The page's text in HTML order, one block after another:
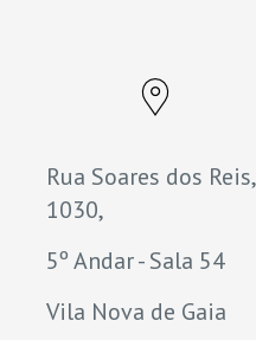
Rua Soares dos Reis,
1030,
5º Andar - Sala 54
Vila Nova de Gaia